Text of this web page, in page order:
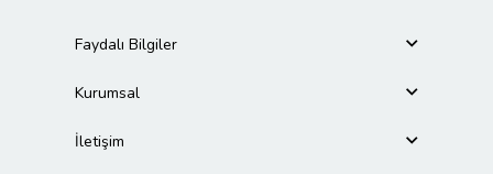
Faydalı Bilgiler
Kurumsal
İletişim